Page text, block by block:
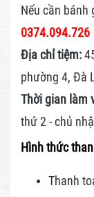
Nếu cần bánh
0374.094.726
Địa chỉ tiệm:
phường 4, Đà
Thời gian làm
thứ 2 - chủ
Hình thức
Thanh